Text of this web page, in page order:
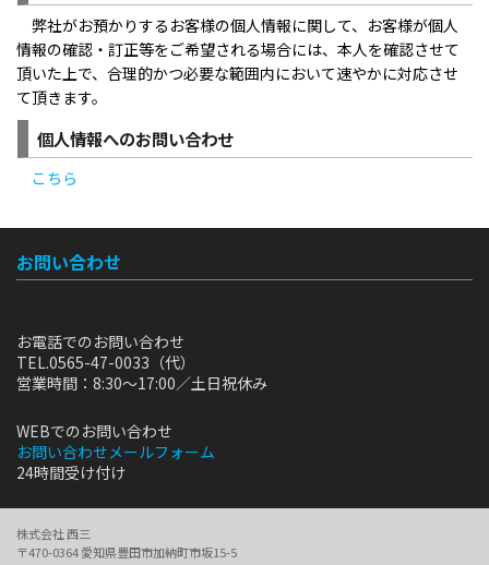
弊社がお預かりするお客様の個人情報に関して、お客様が個人
情報の確認・訂正等をご希望される場合には、本人を確認させて
頂いた上で、合理的かつ必要な範囲内において速やかに対応させ
て頂きます。
個人情報へのお問い合わせ
こちら
お問い合わせ
お電話でのお問い合わせ
TEL.0565-47-0033（代）
営業時間：8:30〜17:00／土日祝休み
WEBでのお問い合わせ
お問い合わせメールフォーム
24時間受け付け
株式会社 西三
〒470-0364 愛知県豊田市加納町市坂15-5